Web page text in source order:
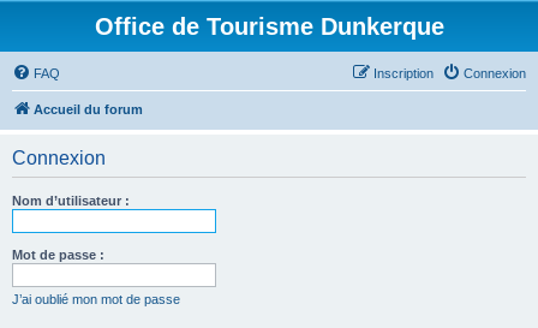
Office de Tourisme Dunkerque
FAQ Connexion
Inscription
Accueil du forum
Connexion
Nom d’utilisateur :
Mot de passe :
J’ai oublié mon mot de passe